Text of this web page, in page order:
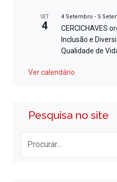
SET
4
4 Setembro - 5
CERCICHAVES
Inclusão e
Qualidade de
Ver calendário
Pesquisa no site